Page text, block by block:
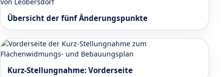
Übersicht der fünf Änderungspunkte
Kurz-Stellungnahme: Vorderseite